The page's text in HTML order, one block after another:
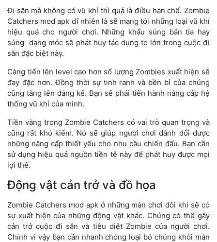
Đi săn mà không có vũ khí thì quả là điều hạn chế. Zombie
Catchers mod apk dĩ nhiên là sẽ mang tới những loại vũ khí
hiệu quả cho người chơi. Những khẩu súng bắn tỉa hay
súng dạng móc sẽ phát huy tác dụng to lớn trong cuộc đi
săn đặc biệt này.
Càng tiến lên level cao hơn số lượng Zombies xuất hiện sẽ
đay đặc hơn. Đồng thời sự tinh ranh và bền bỉ của chúng
cũng tăng lên đáng kể. Bạn sẽ phải tiến hành nâng cấp hệ
thống vũ khí của mình.
Tiền vàng trong Zombie Catchers có vai trò quan trọng và
cũng rất khó kiếm. Nó sẽ giúp người chơi đánh đổi được
những nâng cấp thiết yếu cho nhu cầu chiến đấu. Bạn cần
sử dụng hiệu quả nguồn tiền tệ này để phát huy được mọi
lợi thế.
Động vật cản trở và đồ họa
Zombie Catchers mod apk ở những màn chơi đôi khi sẽ có
sự xuất hiện của những động vật khác. Chúng có thể gây
cản trở cuộc đi săn và tiêu diệt Zombie của người chơi.
Chính vì vậy bạn cần nhanh chóng loại bỏ chúng khỏi màn